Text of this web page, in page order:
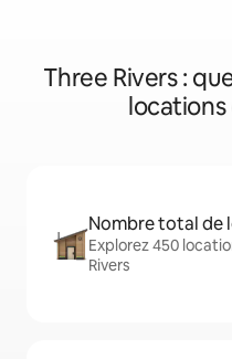
Three Rivers :
Nombre total de
Explorez 450
Rivers